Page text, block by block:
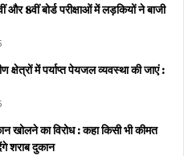
और 8वीं बोर्ड परीक्षाओं में लड़कियों ने बाजी
क्षेत्रों में पर्याप्त पेयजल व्यवस्था की जाएं :
खोलने का विरोध : कहा किसी भी कीमत
शराब दुकान